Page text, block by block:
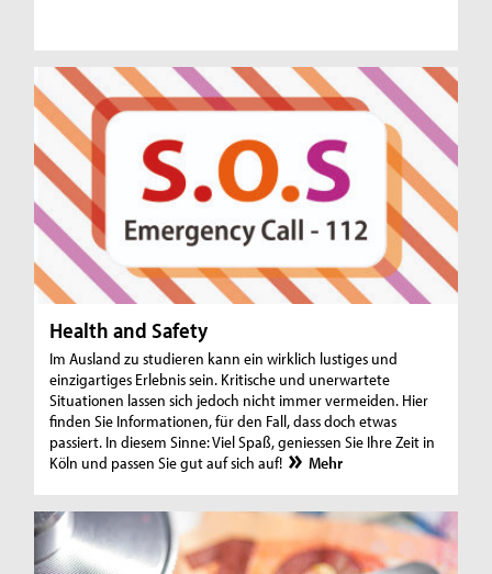
Health and Safety
Im Ausland zu studieren kann ein wirklich lustiges und
einzigartiges Erlebnis sein. Kritische und unerwartete
Situationen lassen sich jedoch nicht immer vermeiden. Hier
finden Sie Informationen, für den Fall, dass doch etwas
passiert. In diesem Sinne: Viel Spaß, geniessen Sie Ihre Zeit in
Köln und passen Sie gut auf sich auf!
Mehr